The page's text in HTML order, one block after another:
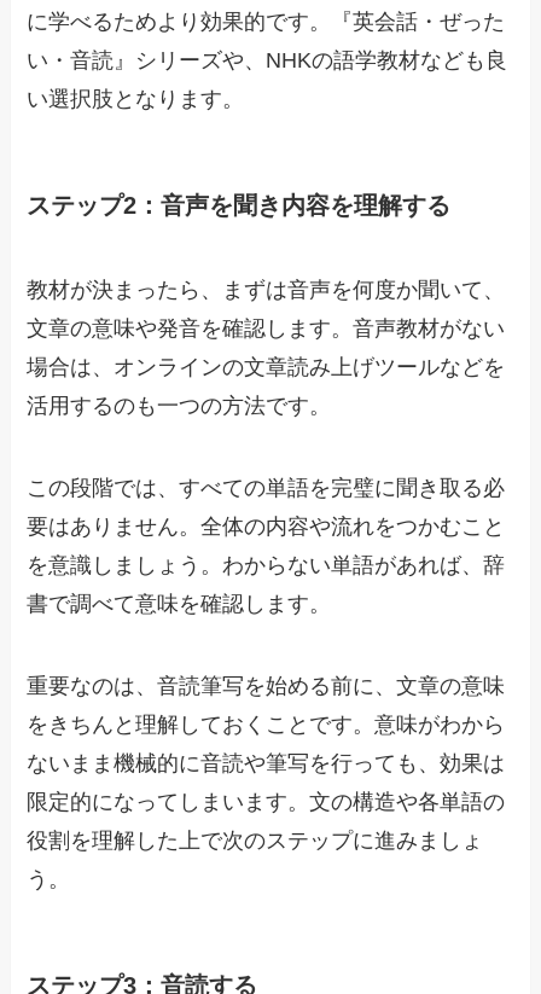
に学べるためより効果的です。『英会話・ぜった
い・音読』シリーズや、NHKの語学教材なども良
い選択肢となります。
ステップ2：音声を聞き内容を理解する
教材が決まったら、まずは音声を何度か聞いて、
文章の意味や発音を確認します。音声教材がない
場合は、オンラインの文章読み上げツールなどを
活用するのも一つの方法です。
この段階では、すべての単語を完璧に聞き取る必
要はありません。全体の内容や流れをつかむこと
を意識しましょう。わからない単語があれば、辞
書で調べて意味を確認します。
重要なのは、音読筆写を始める前に、文章の意味
をきちんと理解しておくことです。意味がわから
ないまま機械的に音読や筆写を行っても、効果は
限定的になってしまいます。文の構造や各単語の
役割を理解した上で次のステップに進みましょ
う。
ステップ3：音読する